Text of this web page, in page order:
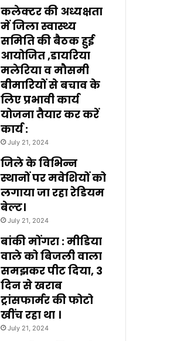
कलेक्टर की अध्यक्षता
में जिला स्वास्थ्य
समिति की बैठक हुई
आयोजित ,डायरिया
मलेरिया व मौसमी
बीमारियों से बचाव के
लिए प्रभावी कार्य
योजना तैयार कर करें
कार्य :
July 21, 2024
जिले के विभिन्न
स्थानों पर मवेशियों को
लगाया जा रहा रेडियम
बेल्ट।
July 21, 2024
बांकी मोंगरा : मीडिया
वाले को बिजली वाला
समझकर पीट दिया, 3
दिन से खराब
ट्रांसफार्मर की फोटो
खींच रहा था ।
July 21, 2024